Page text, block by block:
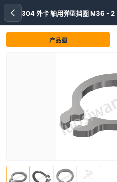
304 外卡 轴用弹型挡圈 M36 - 2
产品图